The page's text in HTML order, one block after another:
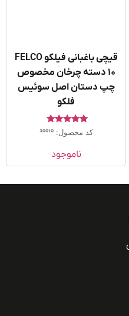
قیچی باغبانی فیلکو FELCO
10 دسته چرخان مخصوص
چپ دستان اصل سوئیس
امتیاز
5.00
کد محصول: 30010
ناموجود